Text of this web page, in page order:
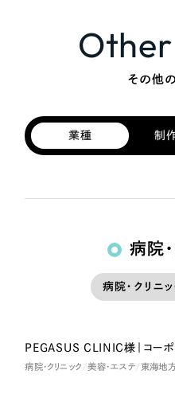
その他
業種 制
病院
病院・クリニ
PEGASUS CLINIC様｜コーポ
病院・クリニック 美容・エステ 東海地